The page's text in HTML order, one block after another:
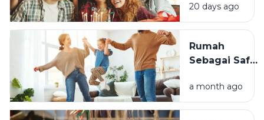
Momen
Bertambah
Terasa
Istimewa?
20 days ago
Rumah
Sebagai Safe
Mengapa
Lingkungan
a month ago